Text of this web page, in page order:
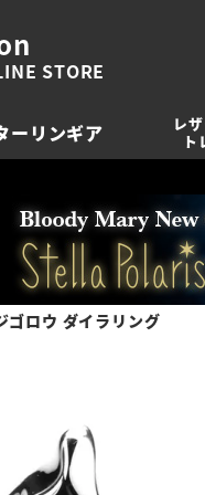
STORE
ーリンギア
レ
ト
ゴロウ ダイラリング